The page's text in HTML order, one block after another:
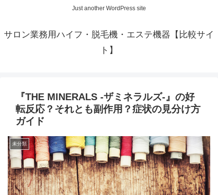
Just another WordPress site
サロン業務用ハイフ・脱毛機・エステ機器【比較サイ
ト】
『THE MINERALS -ザミネラルズ-』の好
転反応？それとも副作用？症状の見分け方
ガイド
未分類